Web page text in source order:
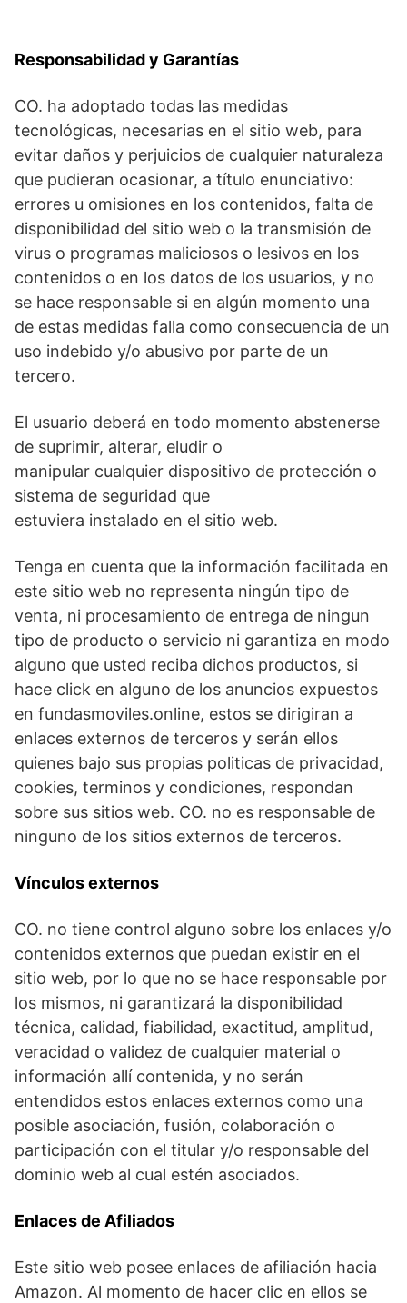
Responsabilidad y Garantías
CO. ha adoptado todas las medidas
tecnológicas, necesarias en el sitio web, para
evitar daños y perjuicios de cualquier naturaleza
que pudieran ocasionar, a título enunciativo:
errores u omisiones en los contenidos, falta de
disponibilidad del sitio web o la transmisión de
virus o programas maliciosos o lesivos en los
contenidos o en los datos de los usuarios, y no
se hace responsable si en algún momento una
de estas medidas falla como consecuencia de un
uso indebido y/o abusivo por parte de un
tercero.
El usuario deberá en todo momento abstenerse
de suprimir, alterar, eludir o
manipular cualquier dispositivo de protección o
sistema de seguridad que
estuviera instalado en el sitio web.
Tenga en cuenta que la información facilitada en
este sitio web no representa ningún tipo de
venta, ni procesamiento de entrega de ningun
tipo de producto o servicio ni garantiza en modo
alguno que usted reciba dichos productos, si
hace click en alguno de los anuncios expuestos
en fundasmoviles.online, estos se dirigiran a
enlaces externos de terceros y serán ellos
quienes bajo sus propias politicas de privacidad,
cookies, terminos y condiciones, respondan
sobre sus sitios web. CO. no es responsable de
ninguno de los sitios externos de terceros.
Vínculos externos
CO. no tiene control alguno sobre los enlaces y/o
contenidos externos que puedan existir en el
sitio web, por lo que no se hace responsable por
los mismos, ni garantizará la disponibilidad
técnica, calidad, fiabilidad, exactitud, amplitud,
veracidad o validez de cualquier material o
información allí contenida, y no serán
entendidos estos enlaces externos como una
posible asociación, fusión, colaboración o
participación con el titular y/o responsable del
dominio web al cual estén asociados.
Enlaces de Afiliados
Este sitio web posee enlaces de afiliación hacia
Amazon. Al momento de hacer clic en ellos se